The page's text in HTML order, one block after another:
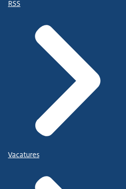
RSS
Vacatures